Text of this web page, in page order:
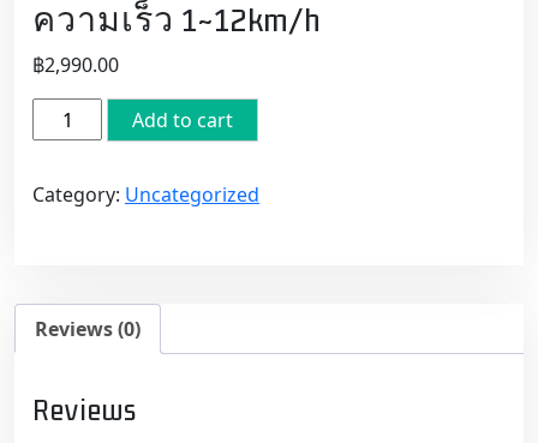
ความเร็ว 1~12km/h
฿2,990.00
Mini
treadmill
pad
50cm
แบบ
แบน
พร้อม
Add to cart
Category: Uncategorized
Reviews (0)
Reviews